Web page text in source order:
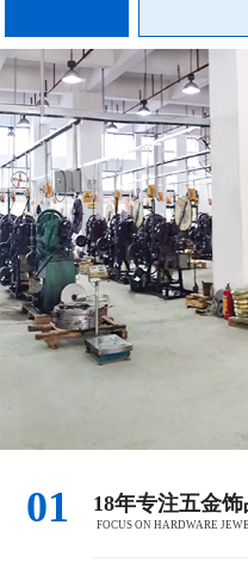
01 18年专注五金
FOCUS ON HARDWARE